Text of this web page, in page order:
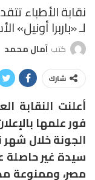
نقابة الأطباء
لـ «باربرا أونيل»
كتب آمال محمد
شارك
أعلنت النقابة
فور علمها
الجونة خلال شهر
سيدة غير حاصلة
مصر، وممنوعة